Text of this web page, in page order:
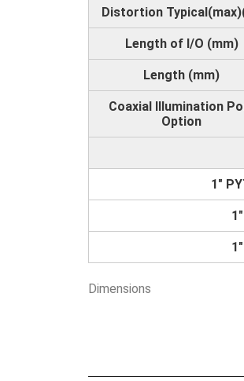
Distortion
Length of I/O (mm)
Length (mm)
Coaxial Illumination
Option
1"
Dimensions